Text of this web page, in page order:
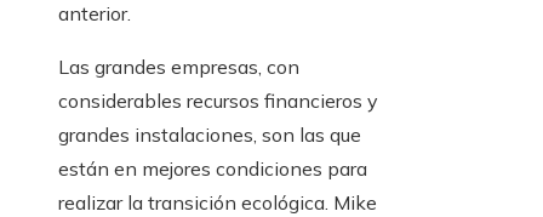
anterior.
Las grandes empresas, con
considerables recursos financieros y
grandes instalaciones, son las que
están en mejores condiciones para
realizar la transición ecológica. Mike